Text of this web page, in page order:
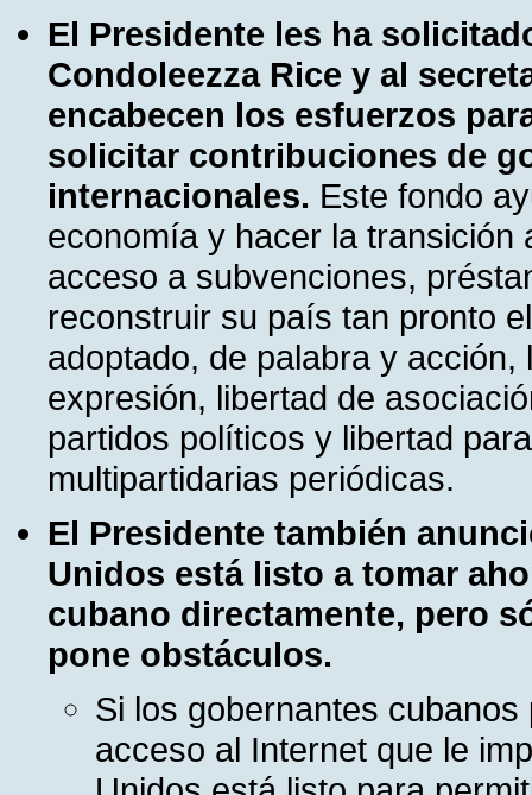
El Presidente les ha
Condoleezza Rice y al
encabecen los esfuerzos
solicitar contribuciones de
internacionales. Este fondo
economía y hacer la
acceso a subvenciones,
reconstruir su país tan pronto
adoptado, de palabra y
expresión, libertad de
partidos políticos y libertad
multipartidarias periódicas.
El Presidente también
Unidos está listo a tomar
cubano directamente, pero
pone obstáculos.
Si los gobernantes
acceso al Internet que le